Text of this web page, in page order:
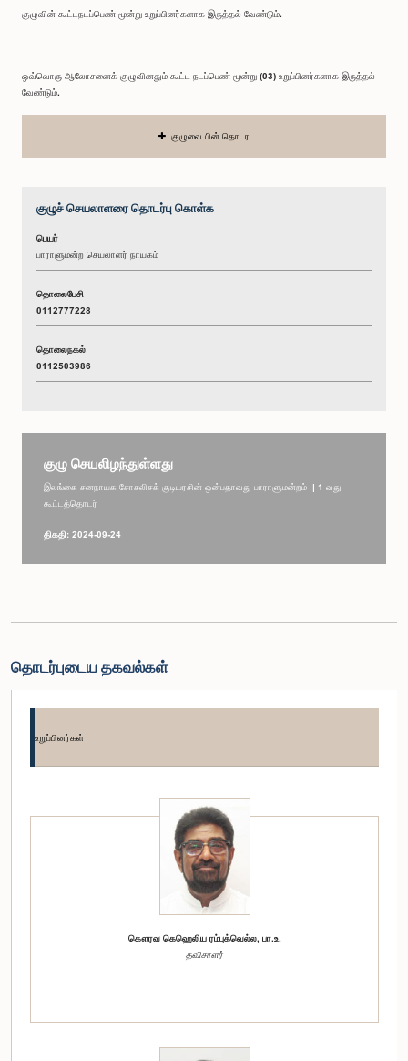
குழுவின் கூட்டநடப்பெண் மூன்று உறுப்பினர்களாக இருத்தல் வேண்டும்.
ஒவ்வொரு ஆலோசனைக் குழுவினதும் கூட்ட நடப்பெண் மூன்று (03) உறுப்பினர்களாக இருத்தல்
வேண்டும்.
குழுவை பின் தொடர
குழுச் செயலாளரை தொடர்பு கொள்க
பெயர்
பாராளுமன்ற செயலாளர் நாயகம்
தொலைபேசி
0112777228
தொலைநகல்
0112503986
குழு செயலிழந்துள்ளது
இலங்கை சனநாயக சோசலிசக் குடியரசின் ஒன்பதாவது பாராளுமன்றம் | 1 வது
கூட்டத்தொடர்
திகதி: 2024-09-24
தொடர்புடைய தகவல்கள்
உறுப்பினர்கள்
கௌரவ கெஹெலிய ரம்புக்வெல்ல, பா.உ.
தவிசாளர்